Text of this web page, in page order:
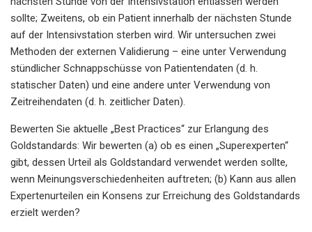
sollte; Zweitens, ob ein Patient innerhalb der nächsten Stunde
auf der Intensivstation sterben wird. Wir untersuchen zwei
Methoden der externen Validierung – eine unter Verwendung
stündlicher Schnappschüsse von Patientendaten (d. h.
statischer Daten) und eine andere unter Verwendung von
Zeitreihendaten (d. h. zeitlicher Daten).
Bewerten Sie aktuelle „Best Practices“ zur Erlangung des
Goldstandards: Wir bewerten (a) ob es einen „Superexperten“
gibt, dessen Urteil als Goldstandard verwendet werden sollte,
wenn Meinungsverschiedenheiten auftreten; (b) Kann aus allen
Expertenurteilen ein Konsens zur Erreichung des Goldstandards
erzielt werden?